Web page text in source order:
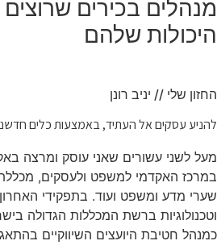
מנהלים בכירים
היכולות שלהם
החזון שלי // יניב רונן
להניע עסקים אל העתיד, באמצעות כלים
מעל לשני עשורים שאני עוסק ומרצה
במרכז האקדמי למשפט ולעסקים,
שערי מדע ומשפט ועוד. בתפקידי
וטכנולוגיות ברשת המכללות הגדולה
כמנהל חטיבת היועצים השיווקיים